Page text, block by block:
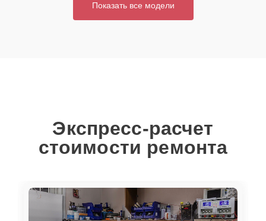
Показать все модели
Экспресс-расчет
стоимости ремонта